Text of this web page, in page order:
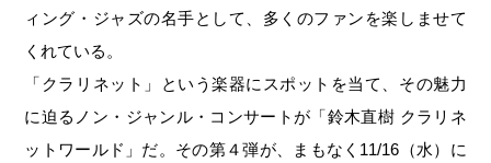
ィング・ジャズの名手として、多くのファンを楽しませて
くれている。
「クラリネット」という楽器にスポットを当て、その魅力
に迫るノン・ジャンル・コンサートが「鈴木直樹 クラリネ
ットワールド」だ。その第４弾が、まもなく11/16（水）に